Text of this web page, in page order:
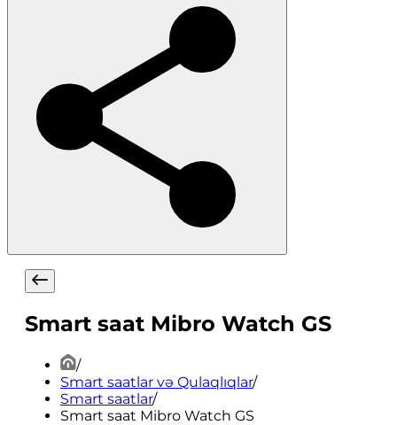
Smart saat Mibro Watch GS
/
Smart saatlar və Qulaqlıqlar/
Smart saatlar/
Smart saat Mibro Watch GS